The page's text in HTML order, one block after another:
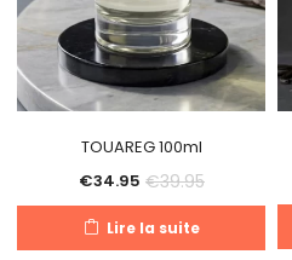
TOUAREG 100ml
€34.95 €39.95
Lire la suite